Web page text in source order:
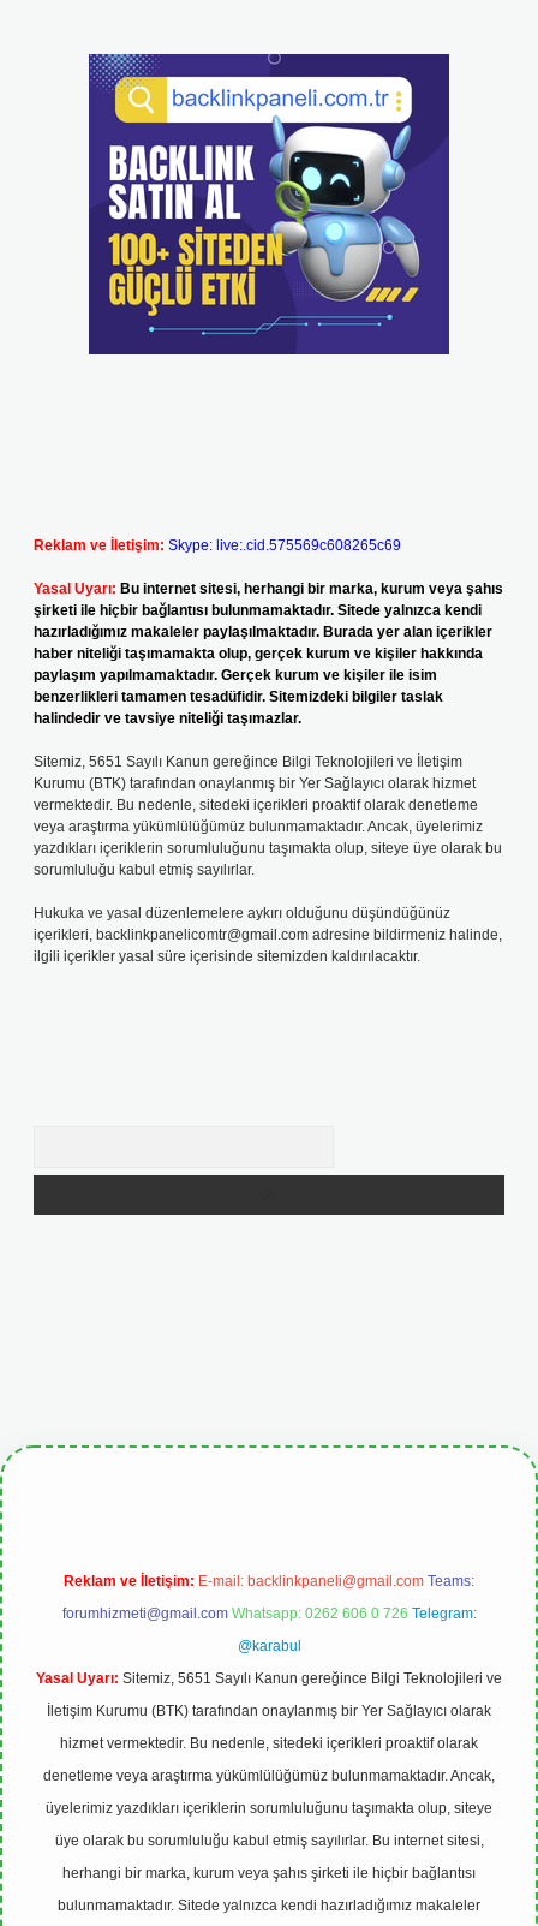
Reklam ve İletişim: Skype: live:.cid.575569c608265c69
Yasal Uyarı: Bu internet sitesi, herhangi bir marka, kurum veya şahıs
şirketi ile hiçbir bağlantısı bulunmamaktadır. Sitede yalnızca kendi
hazırladığımız makaleler paylaşılmaktadır. Burada yer alan içerikler
haber niteliği taşımamakta olup, gerçek kurum ve kişiler hakkında
paylaşım yapılmamaktadır. Gerçek kurum ve kişiler ile isim
benzerlikleri tamamen tesadüfidir. Sitemizdeki bilgiler taslak
halindedir ve tavsiye niteliği taşımazlar.
Sitemiz, 5651 Sayılı Kanun gereğince Bilgi Teknolojileri ve İletişim
Kurumu (BTK) tarafından onaylanmış bir Yer Sağlayıcı olarak hizmet
vermektedir. Bu nedenle, sitedeki içerikleri proaktif olarak denetleme
veya araştırma yükümlülüğümüz bulunmamaktadır. Ancak, üyelerimiz
yazdıkları içeriklerin sorumluluğunu taşımakta olup, siteye üye olarak bu
sorumluluğu kabul etmiş sayılırlar.
Hukuka ve yasal düzenlemelere aykırı olduğunu düşündüğünüz
içerikleri, backlinkpanelicomtr@gmail.com adresine bildirmeniz halinde,
ilgili içerikler yasal süre içerisinde sitemizden kaldırılacaktır.
Reklam ve İletişim: E-mail: backlinkpaneli@gmail.com Teams:
forumhizmeti@gmail.com Whatsapp: 0262 606 0 726 Telegram:
@karabul
Yasal Uyarı: Sitemiz, 5651 Sayılı Kanun gereğince Bilgi Teknolojileri ve
İletişim Kurumu (BTK) tarafından onaylanmış bir Yer Sağlayıcı olarak
hizmet vermektedir. Bu nedenle, sitedeki içerikleri proaktif olarak
denetleme veya araştırma yükümlülüğümüz bulunmamaktadır. Ancak,
üyelerimiz yazdıkları içeriklerin sorumluluğunu taşımakta olup, siteye
üye olarak bu sorumluluğu kabul etmiş sayılırlar. Bu internet sitesi,
herhangi bir marka, kurum veya şahıs şirketi ile hiçbir bağlantısı
bulunmamaktadır. Sitede yalnızca kendi hazırladığımız makaleler